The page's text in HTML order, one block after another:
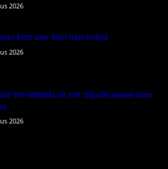
2026
kiest voor West Ham United
2026
WH-1000XM6 uit met stijlvolle nieuwe kleur
2026